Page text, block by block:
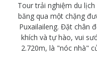
Tour trải nghiệm du
băng qua một chặng
Puxailaileng. Đặt chân
khích và tự hào, vui
2.720m, là "nóc nhà"